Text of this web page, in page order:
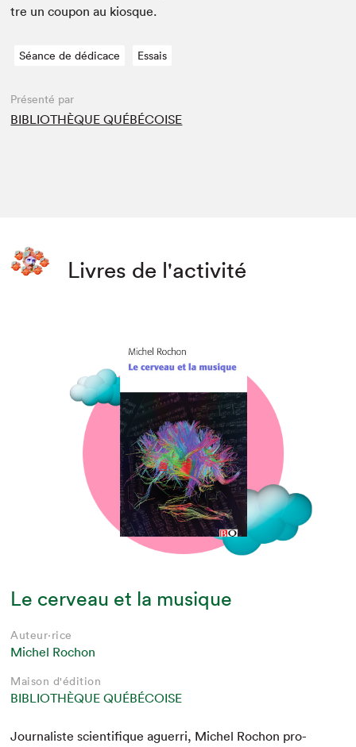
tre un coupon au kiosque.
Séance de dédicace Essais
Présenté par
BIBLIOTHÈQUE QUÉBÉCOISE
Livres de l'activité
Le cerveau et la musique
Auteur·rice
Michel Rochon
Maison d'édition
BIBLIOTHÈQUE QUÉBÉCOISE
Jour­nal­iste sci­en­tifique aguer­ri, Michel Rochon pro­